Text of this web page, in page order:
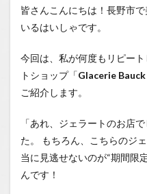
争奪戦
必須！
パフ
ーキ専
「特等
席」
1日限
定！
『ヘー
ゼルナ
皆さんこんにちは！長野市
いるはいしゃです。
今回は、私が何度もリピー
トショップ「Glacerie Bauck
ご紹介します。
「あれ、ジェラートのお店
た。 もちろん、こちらのジ
当に見逃せないのが“期間限
んです！